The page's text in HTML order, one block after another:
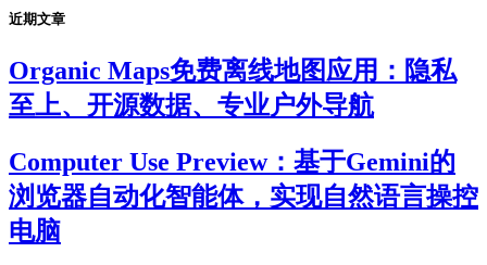
近期文章
Organic Maps免费离线地图应用：隐私
至上、开源数据、专业户外导航
Computer Use Preview：基于Gemini的
浏览器自动化智能体，实现自然语言操控
电脑